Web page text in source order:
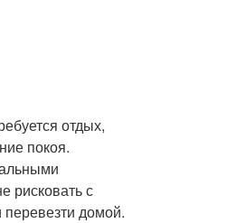
отдых,
покоя.
рисковать с
перевезти домой.